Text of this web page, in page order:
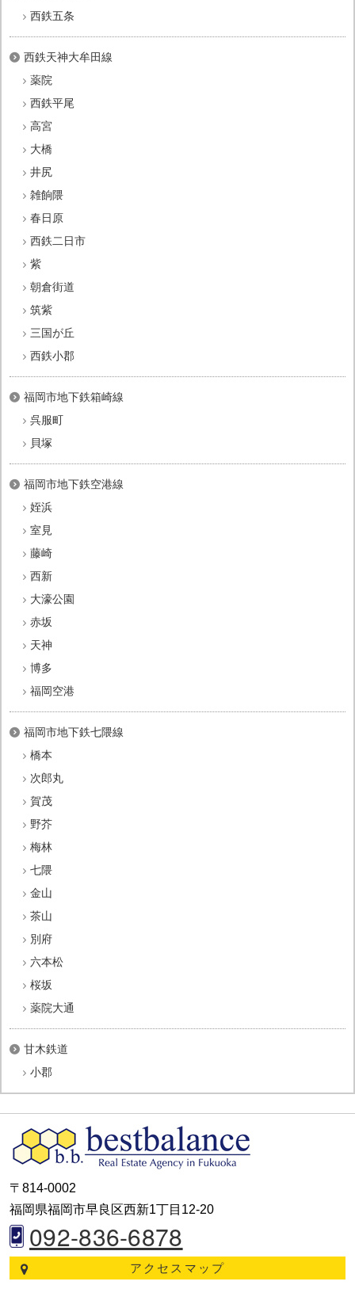
西鉄五条
西鉄天神大牟田線
薬院
西鉄平尾
高宮
大橋
井尻
雑餉隈
春日原
西鉄二日市
紫
朝倉街道
筑紫
三国が丘
西鉄小郡
福岡市地下鉄箱崎線
呉服町
貝塚
福岡市地下鉄空港線
姪浜
室見
藤崎
西新
大濠公園
赤坂
天神
博多
福岡空港
福岡市地下鉄七隈線
橋本
次郎丸
賀茂
野芥
梅林
七隈
金山
茶山
別府
六本松
桜坂
薬院大通
甘木鉄道
小郡
〒814-0002
福岡県福岡市早良区西新1丁目12-20
092-836-6878
アクセスマップ